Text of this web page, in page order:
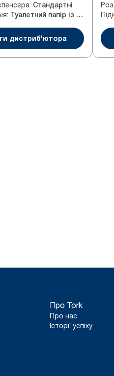
: Стандартні
: Туалетний папір із центральним витягуванням
дистриб'ютора
Про Tork
Про нас
Історії успіху